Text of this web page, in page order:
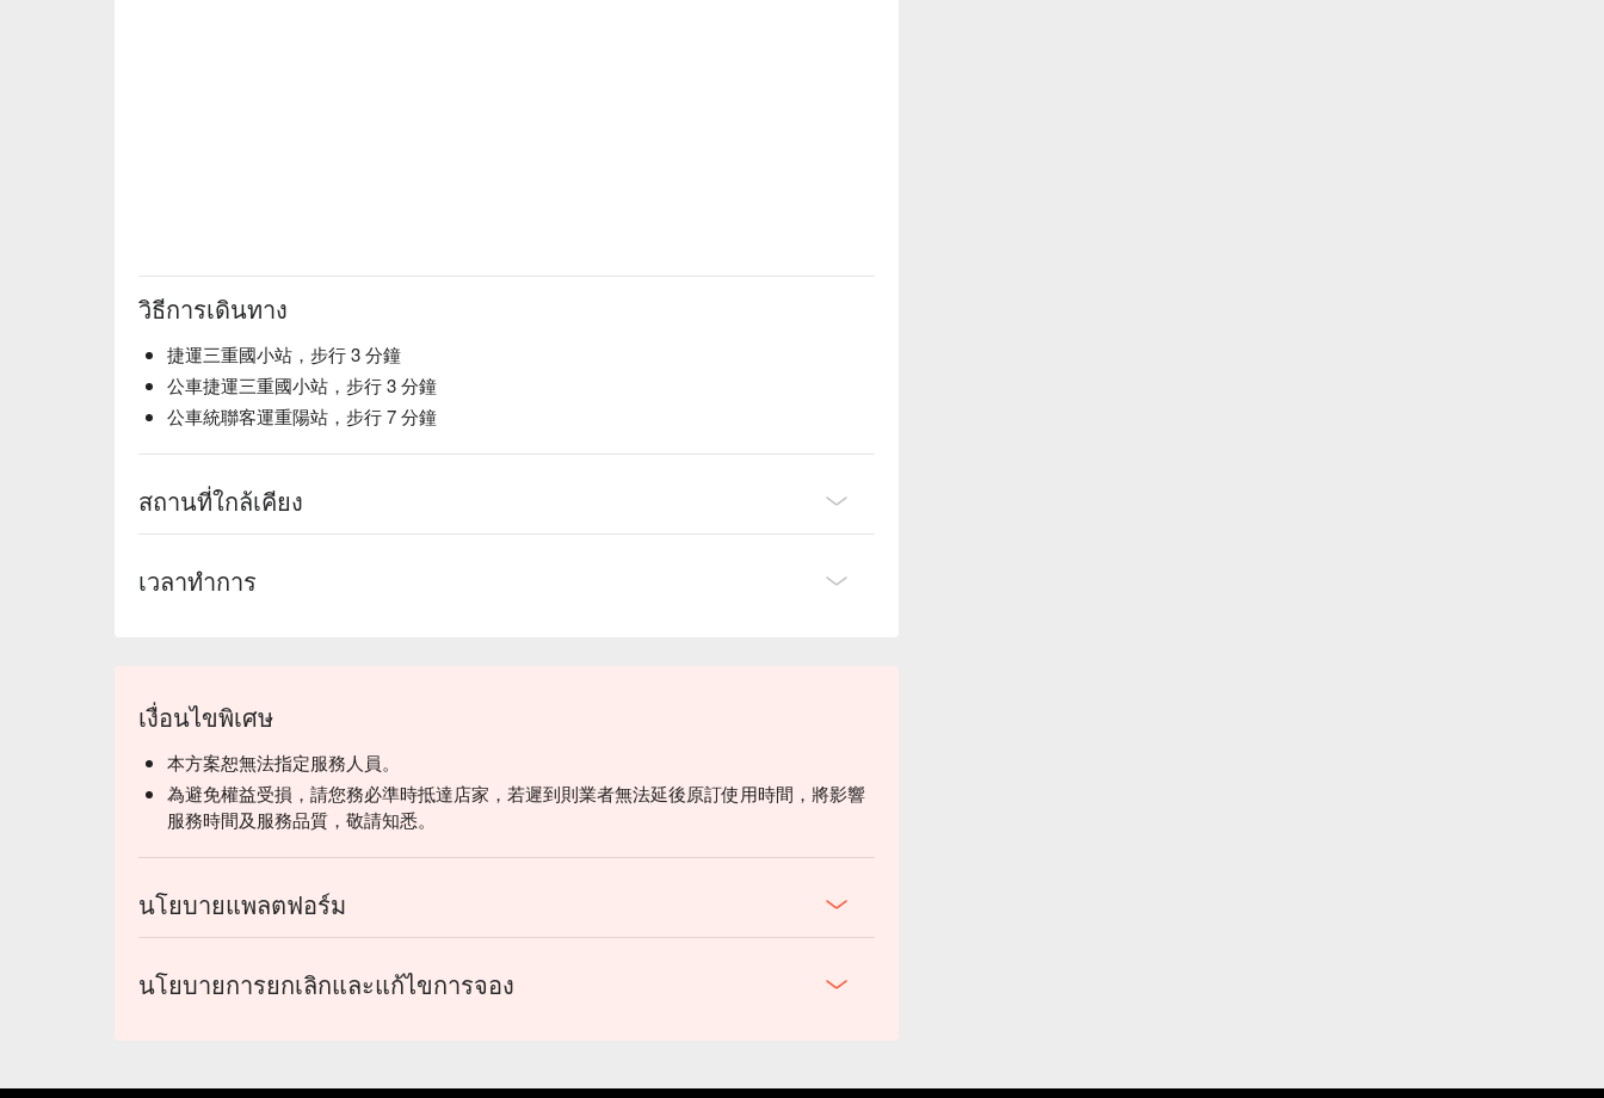
วิธีการเดินทาง
捷運三重國小站，步行 3 分鐘
公車捷運三重國小站，步行 3 分鐘
公車統聯客運重陽站，步行 7 分鐘
สถานที่ใกล้เคียง
เวลาทำการ
เงื่อนไขพิเศษ
本方案恕無法指定服務人員。
為避免權益受損，請您務必準時抵達店家，若遲到則業者無法延後原訂使用時間，將影響
服務時間及服務品質，敬請知悉。
นโยบายแพลตฟอร์ม
นโยบายการยกเลิกและแก้ไขการจอง